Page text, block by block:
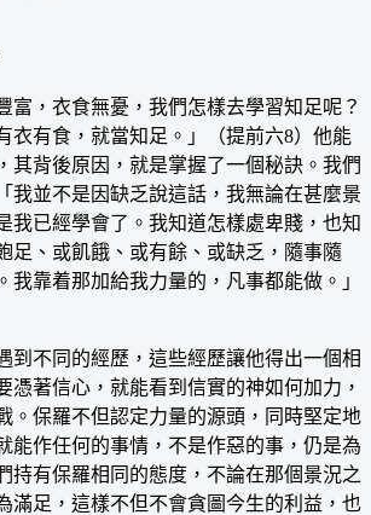
，衣食無憂，我們怎樣去學習知足呢？
衣有食，就當知足。」（提前六8）他能
其背後原因，就是掌握了一個秘訣。我們
我並不是因缺乏說這話，我無論在甚麼景
我已經學會了。我知道怎樣處卑賤，也知
足、或飢餓、或有餘、或缺乏，隨事隨
我靠着那加給我力量的，凡事都能做。」
不同的經歷，這些經歷讓他得出一個相
憑著信心，就能看到信實的神如何加力，
。保羅不但認定力量的源頭，同時堅定地
能作任何的事情，不是作惡的事，仍是為
持有保羅相同的態度，不論在那個景況之
滿足，這樣不但不會貪圖今生的利益，也